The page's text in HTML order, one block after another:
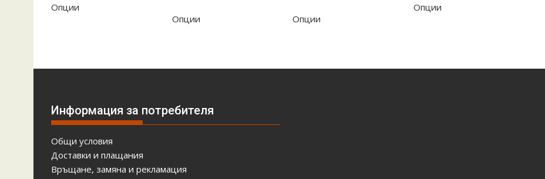
Опции
Опцииproduct
may
be
Опции
Опции
Информация за потребителя
Общи условия
Доставки и плащания
Връщане, замяна и рекламация